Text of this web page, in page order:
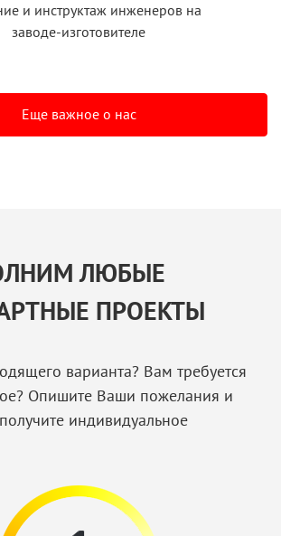
и инструктажинженеров на
заводе-изготовителе
Еще важное о нас
ЛЮБЫЕ
ПРОЕКТЫ
варианта? Вам требуется
Опишите Ваши пожелания и
индивидуальное